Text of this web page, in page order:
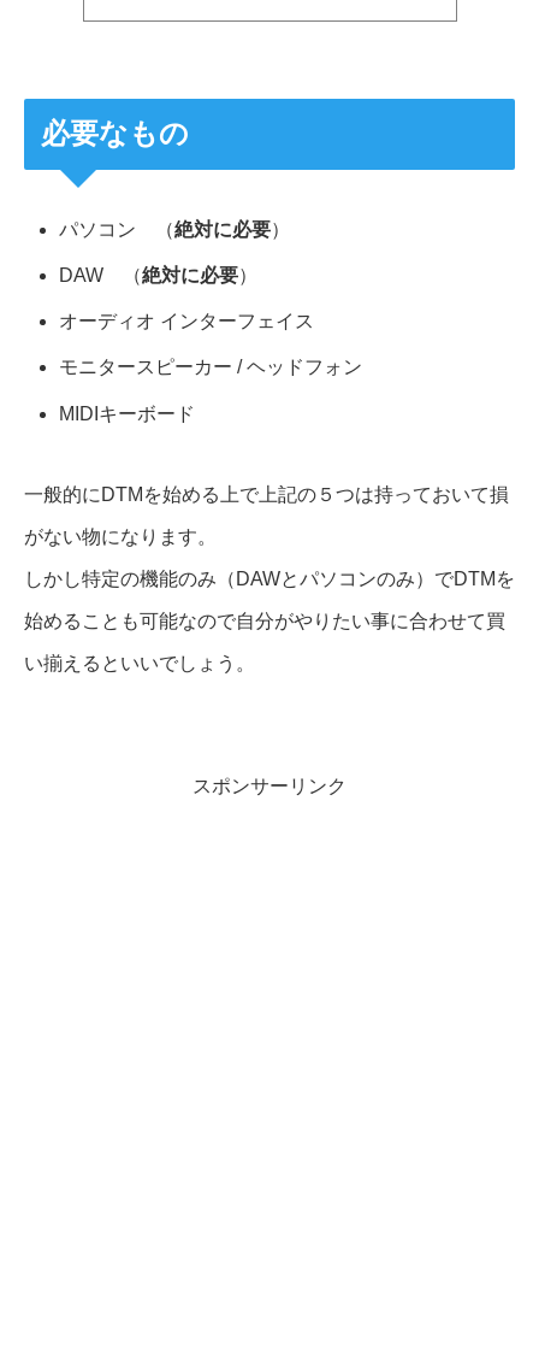
必要なもの
パソコン （絶対に必要）
DAW （絶対に必要）
オーディオ インターフェイス
モニタースピーカー / ヘッドフォン
MIDIキーボード
一般的にDTMを始める上で上記の５つは持っておいて損
がない物になります。
しかし特定の機能のみ（DAWとパソコンのみ）でDTMを
始めることも可能なので自分がやりたい事に合わせて買
い揃えるといいでしょう。
スポンサーリンク